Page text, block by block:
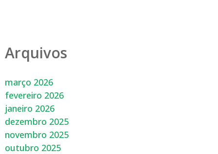
Arquivos
março 2026
fevereiro 2026
janeiro 2026
dezembro 2025
novembro 2025
outubro 2025